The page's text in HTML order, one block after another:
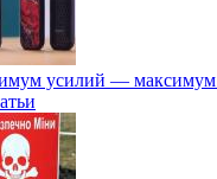
усилий — максимум